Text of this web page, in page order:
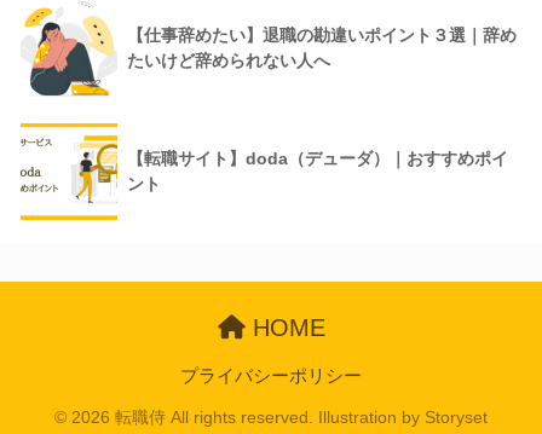
【仕事辞めたい】退職の勘違いポイント３選｜辞め
たいけど辞められない人へ
【転職サイト】doda（デューダ）｜おすすめポイ
ント
HOME
プライバシーポリシー
© 2026 転職侍 All rights reserved. Illustration by Storyset